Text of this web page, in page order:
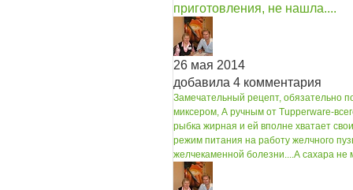
приготовления, не нашла....
26 мая 2014
добавила 4 комментария
Замечательный рецепт, обязательно
миксером, А ручным от Tupperware-
рыбка жирная и ей вполне хватает
режим питания на работу желчного
желчекаменной болезни....А сахара не